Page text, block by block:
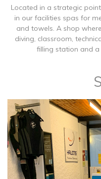
Located in a strategic
in our facilities spas for
and towels. A shop
diving, classroom,
filling station and